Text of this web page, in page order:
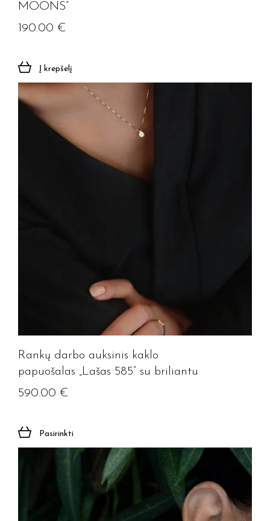
MOONS”
190.00 €
Į krepšelį
Rankų darbo auksinis kaklo
papuošalas „Lašas 585” su briliantu
590.00 €
Pasirinkti